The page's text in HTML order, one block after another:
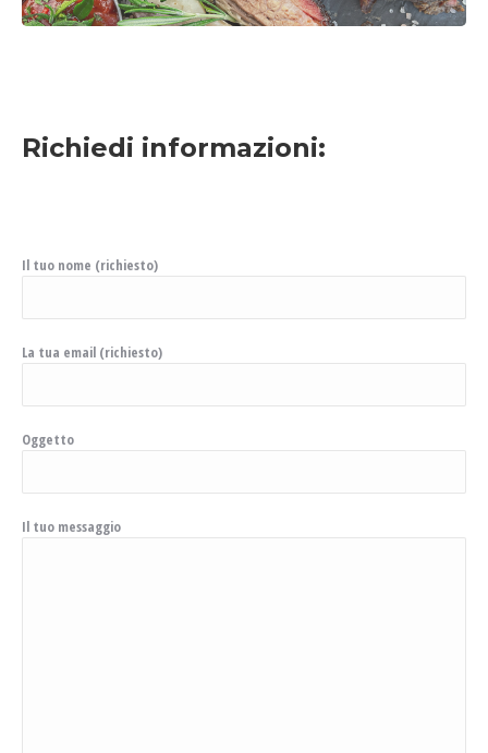
Richiedi informazioni:
Il tuo nome (richiesto)
La tua email (richiesto)
Oggetto
Il tuo messaggio